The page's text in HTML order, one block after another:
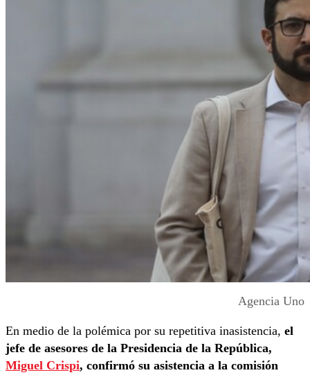
Agencia Uno
En medio de la polémica por su repetitiva inasistencia, el
jefe de asesores de la Presidencia de la República,
Miguel Crispi, confirmó su asistencia a la comisión